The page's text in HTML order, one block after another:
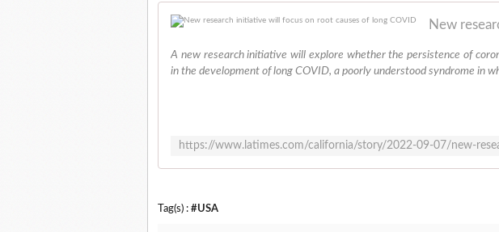
A new research initiative will explore whether the persistence of
in the development of long COVID, a poorly understood syndrome in
Tag(s) : #USA